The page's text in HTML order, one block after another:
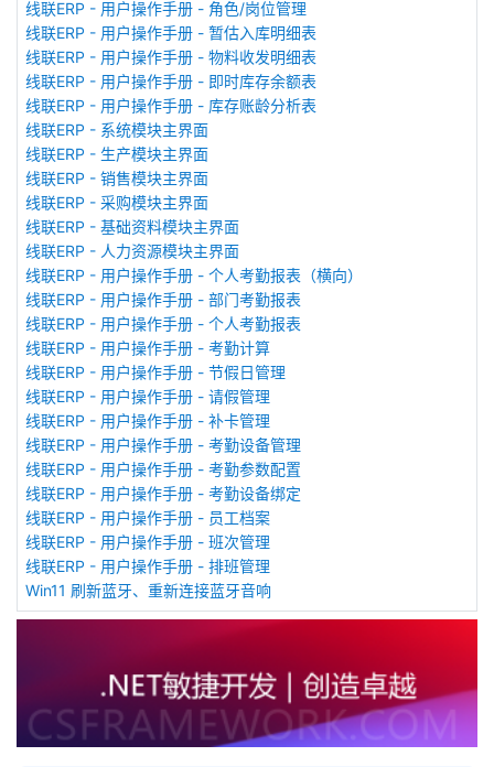
线联ERP - 用户操作手册 - 角色/岗位管理
线联ERP - 用户操作手册 - 暂估入库明细表
线联ERP - 用户操作手册 - 物料收发明细表
线联ERP - 用户操作手册 - 即时库存余额表
线联ERP - 用户操作手册 - 库存账龄分析表
线联ERP - 系统模块主界面
线联ERP - 生产模块主界面
线联ERP - 销售模块主界面
线联ERP - 采购模块主界面
线联ERP - 基础资料模块主界面
线联ERP - 人力资源模块主界面
线联ERP - 用户操作手册 - 个人考勤报表（横向）
线联ERP - 用户操作手册 - 部门考勤报表
线联ERP - 用户操作手册 - 个人考勤报表
线联ERP - 用户操作手册 - 考勤计算
线联ERP - 用户操作手册 - 节假日管理
线联ERP - 用户操作手册 - 请假管理
线联ERP - 用户操作手册 - 补卡管理
线联ERP - 用户操作手册 - 考勤设备管理
线联ERP - 用户操作手册 - 考勤参数配置
线联ERP - 用户操作手册 - 考勤设备绑定
线联ERP - 用户操作手册 - 员工档案
线联ERP - 用户操作手册 - 班次管理
线联ERP - 用户操作手册 - 排班管理
Win11 刷新蓝牙、重新连接蓝牙音响